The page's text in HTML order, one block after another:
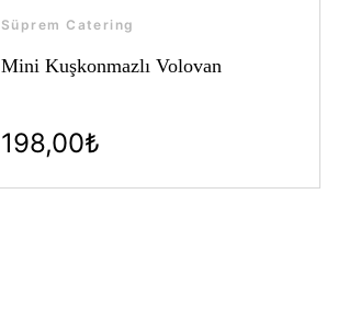
Süprem Catering
Mini Kuşkonmazlı Volovan
198,00₺